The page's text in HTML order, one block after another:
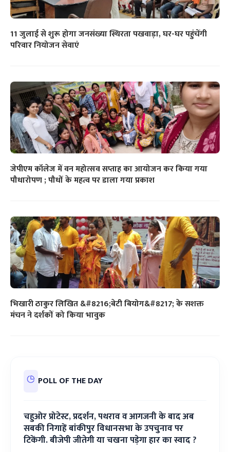
11 जुलाई से शुरू होगा जनसंख्या स्थिरता पखवाड़ा, घर-घर पहुंचेंगी
परिवार नियोजन सेवाएं
जेपीएम कॉलेज में वन महोत्सव सप्ताह का आयोजन कर किया गया
पौधारोपण ; पौधों के महत्व पर डाला गया प्रकाश
भिखारी ठाकुर लिखित &#8216;बेटी बियोग&#8217; के सशक्त
मंचन ने दर्शकों को किया भावुक
POLL OF THE DAY
चहुओर प्रोटेस्ट, प्रदर्शन, पथराव व आगजनी के बाद अब
सबकी निगाहें बांकीपुर विधानसभा के उपचुनाव पर
टिकेंगी. बीजेपी जीतेगी या चखना पड़ेगा हार का स्वाद ?